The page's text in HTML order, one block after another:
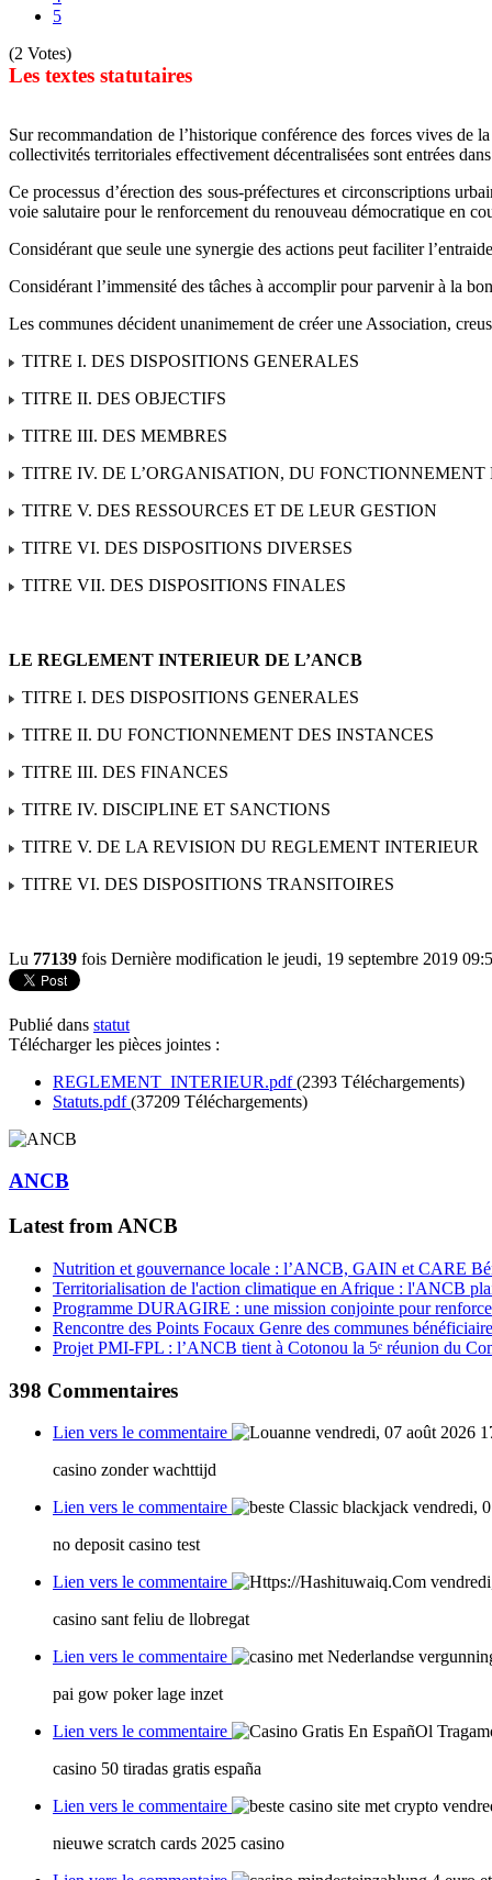
5
(2 Votes)
Les textes statutaires
Sur recommandation de l’historique conférence des forces vives
collectivités territoriales effectivement décentralisées sont entrées
Ce processus d’érection des sous-préfectures et circonscriptions
voie salutaire pour le renforcement du renouveau démocratique en
Considérant que seule une synergie des actions peut faciliter
Considérant l’immensité des tâches à accomplir pour parvenir à la
Les communes décident unanimement de créer une Association,
TITRE I. DES DISPOSITIONS GENERALES
TITRE II. DES OBJECTIFS
TITRE III. DES MEMBRES
TITRE IV. DE L’ORGANISATION, DU FONCTIONNEMENT
TITRE V. DES RESSOURCES ET DE LEUR GESTION
TITRE VI. DES DISPOSITIONS DIVERSES
TITRE VII. DES DISPOSITIONS FINALES
LE REGLEMENT INTERIEUR DE L’ANCB
TITRE I. DES DISPOSITIONS GENERALES
TITRE II. DU FONCTIONNEMENT DES INSTANCES
TITRE III. DES FINANCES
TITRE IV. DISCIPLINE ET SANCTIONS
TITRE V. DE LA REVISION DU REGLEMENT INTERIEUR
TITRE VI. DES DISPOSITIONS TRANSITOIRES
Lu 77139 fois Dernière modification le jeudi, 19 septembre 2019
Publié dans statut
Télécharger les pièces jointes :
REGLEMENT_INTERIEUR.pdf(2393 Téléchargements)
Statuts.pdf(37209 Téléchargements)
ANCB
Latest from ANCB
Nutrition et gouvernance locale : l’ANCB, GAIN et CARE
Territorialisation de l'action climatique en Afrique : l'ANCB
Programme DURAGIRE : une mission conjointe pour
Rencontre des Points Focaux Genre des communes
Projet PMI-FPL : l’ANCB tient à Cotonou la 5ᵉ réunion du
398 Commentaires
Lien vers le commentaire
vendredi, 07 août 2026
casino zonder wachttijd
Lien vers le commentaire
vendredi,
no deposit casino test
Lien vers le commentaire
casino sant feliu de llobregat
Lien vers le commentaire
pai gow poker lage inzet
Lien vers le commentaire
casino 50 tiradas gratis españa
Lien vers le commentaire
nieuwe scratch cards 2025 casino